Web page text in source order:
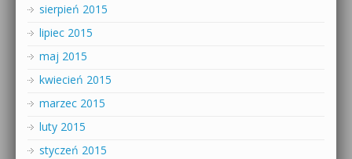
sierpień 2015
lipiec 2015
maj 2015
kwiecień 2015
marzec 2015
luty 2015
styczeń 2015